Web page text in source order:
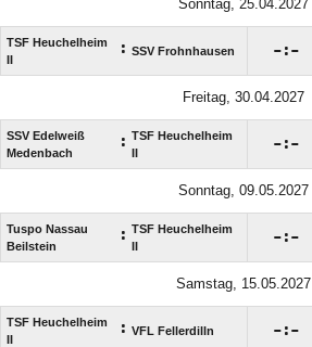
Sonntag, 25.04.2027
TSF Heuchelheim
II
: SSV Frohnhausen :
Freitag, 30.04.2027
SSV Edelweiß
Medenbach
: TSF Heuchelheim
II
:
Sonntag, 09.05.2027
Tuspo Nassau
Beilstein
: TSF Heuchelheim
II
:
Samstag, 15.05.2027
TSF Heuchelheim
II
: VFL Fellerdilln :